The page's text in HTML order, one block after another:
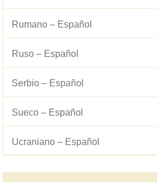
Rumano – Español
Ruso – Español
Serbio – Español
Sueco – Español
Ucraniano – Español